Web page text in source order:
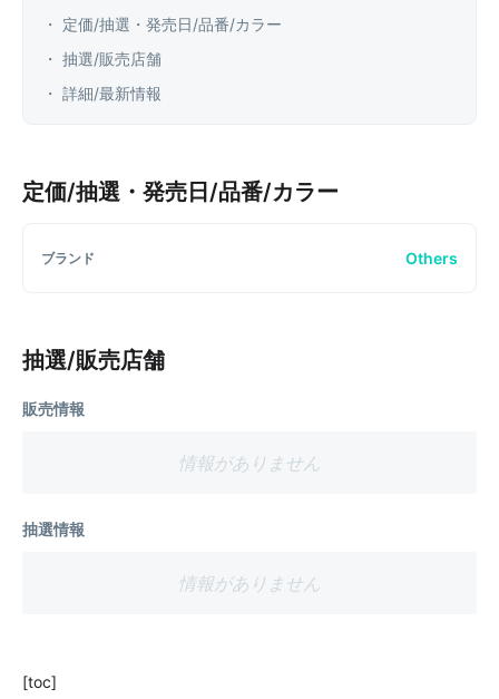
・ 定価/抽選・発売日/品番/カラー
・ 抽選/販売店舗
・ 詳細/最新情報
定価/抽選・発売日/品番/カラー
ブランド Others
抽選/販売店舗
販売情報
情報がありません
抽選情報
情報がありません
[toc]